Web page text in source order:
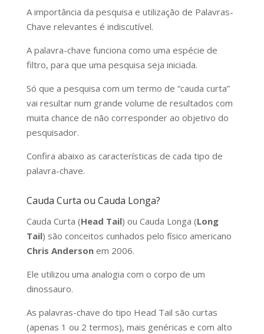
A importância da pesquisa e utilização de Palavras-
Chave relevantes é indiscutível.
A palavra-chave funciona como uma espécie de
filtro, para que uma pesquisa seja iniciada.
Só que a pesquisa com um termo de “cauda curta”
vai resultar num grande volume de resultados com
muita chance de não corresponder ao objetivo do
pesquisador.
Confira abaixo as características de cada tipo de
palavra-chave.
Cauda Curta ou Cauda Longa?
Cauda Curta (Head Tail) ou Cauda Longa (Long
Tail) são conceitos cunhados pelo físico americano
Chris Andersonem 2006.
Ele utilizou uma analogia com o corpo de um
dinossauro.
As palavras-chave do tipo Head Tail são curtas
(apenas 1 ou 2 termos), mais genéricas e com alto